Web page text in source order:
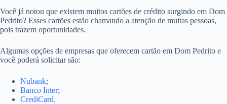
Você já notou que existem muitos cartões de crédito surgindo em Dom
Pedrito? Esses cartões estão chamando a atenção de muitas pessoas,
pois trazem oportunidades.
Algumas opções de empresas que oferecem cartão em Dom Pedrito e
você poderá solicitar são:
Nubank;
Banco Inter;
CrediCard.